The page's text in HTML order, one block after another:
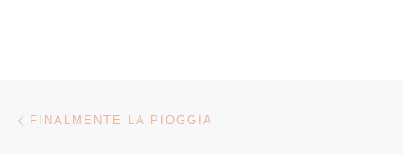
Navigazione articoli
FINALMENTE LA PIOGGIA